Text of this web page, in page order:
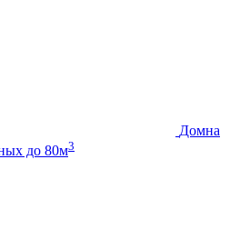
Домна
до 80м3